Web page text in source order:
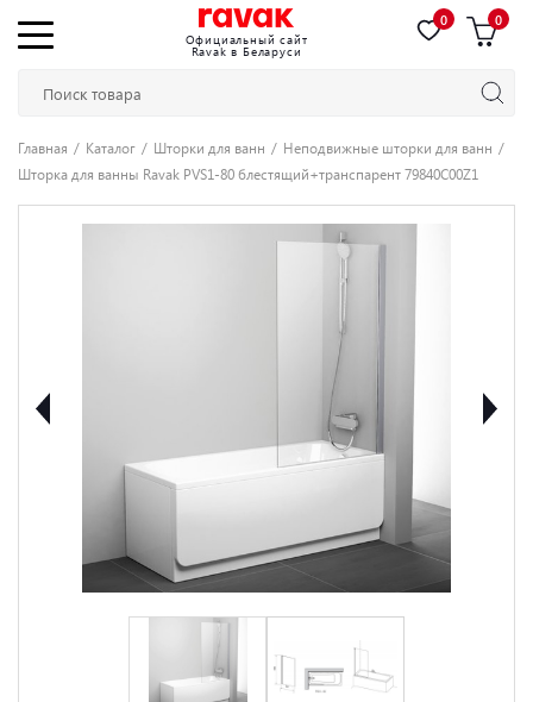
Официальный сайт
Ravak в Беларуси
0 0
Главная Каталог Шторки для ванн
Неподвижные шторки для ванн
Шторка для ванны Ravak PVS1-80 блестящий+транспарент 79840C00Z1